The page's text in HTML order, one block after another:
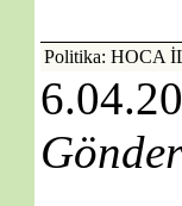
Politika: HOCA